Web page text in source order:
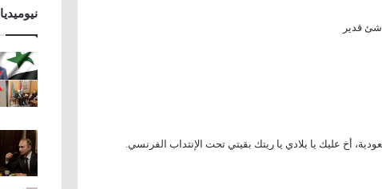
قدير
أخ عليك يا بلادي يا ريتك بقيتي تحت الإنتداب الفرنسي.
نيوميديا